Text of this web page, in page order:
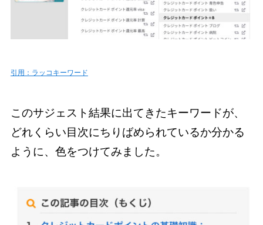
引用：ラッコキーワード
このサジェスト結果に出てきたキーワードが、
どれくらい目次にちりばめられているか分かる
ように、色をつけてみました。